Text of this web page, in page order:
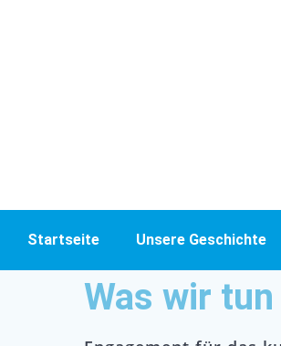
Startseite Unsere Geschichte
Was wir tun